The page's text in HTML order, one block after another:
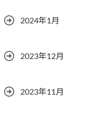
2024年1月
2023年12月
2023年11月